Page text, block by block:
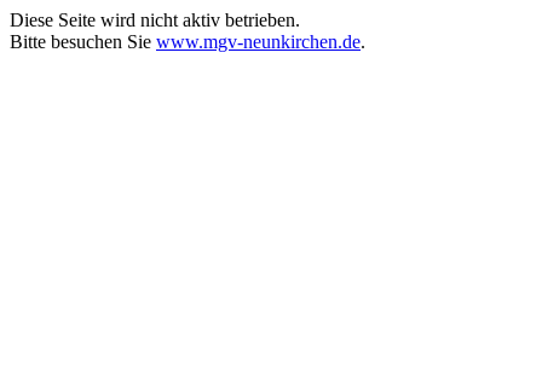
Diese Seite wird nicht aktiv betrieben.
Bitte besuchen Sie www.mgv-neunkirchen.de.